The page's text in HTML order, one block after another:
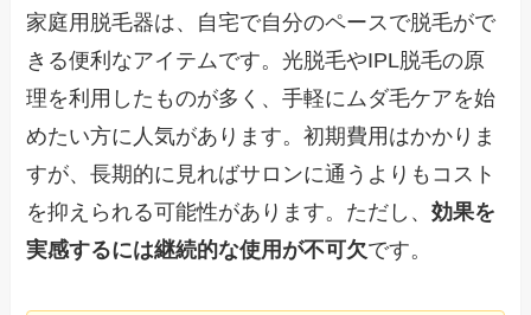
家庭用脱毛器は、自宅で自分のペースで脱毛がで
きる便利なアイテムです。光脱毛やIPL脱毛の原
理を利用したものが多く、手軽にムダ毛ケアを始
めたい方に人気があります。初期費用はかかりま
すが、長期的に見ればサロンに通うよりもコスト
を抑えられる可能性があります。ただし、効果を
実感するには継続的な使用が不可欠です。